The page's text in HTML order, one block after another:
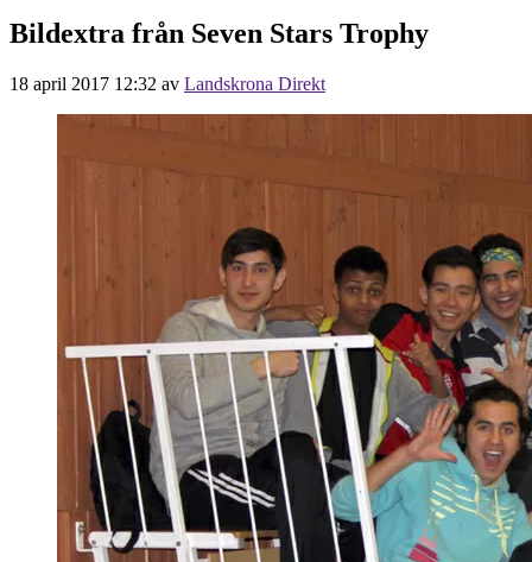
Bildextra från Seven Stars Trophy
18 april 2017 12:32 av Landskrona Direkt